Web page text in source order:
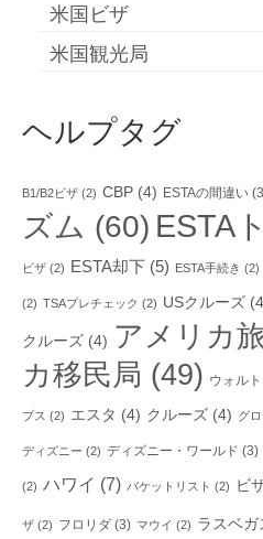
米国ビザ
米国観光局
ヘルプタグ
B1/B2ビザ (2) CBP (4) ESTAの間違い
ズム (60) ESTA
ビザ (2) ESTA却下 (5) ESTA手続き (2)
(2) TSAプレチェック (2) USクルーズ
クルーズ (4) アメリカ
カ移民局 (49) ウォル
プス (2) エスタ (4) クルーズ (4) グ
ディズニー (2) ディズニー・ワールド (3)
(2) ハワイ (7) バケットリスト (2) ビ
ザ (2) フロリダ (3) マウイ (2) ラスベガ